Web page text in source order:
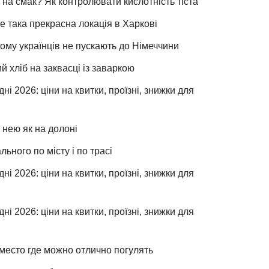
прекрасна локація в Харкові
українців не пускають до Німеччини
на заквасці із заваркою
2026: ціни на квитки, проїзні, знижки для
як на долоні
по місту і по трасі
2026: ціни на квитки, проїзні, знижки для
2026: ціни на квитки, проїзні, знижки для
где можно отлично погулять